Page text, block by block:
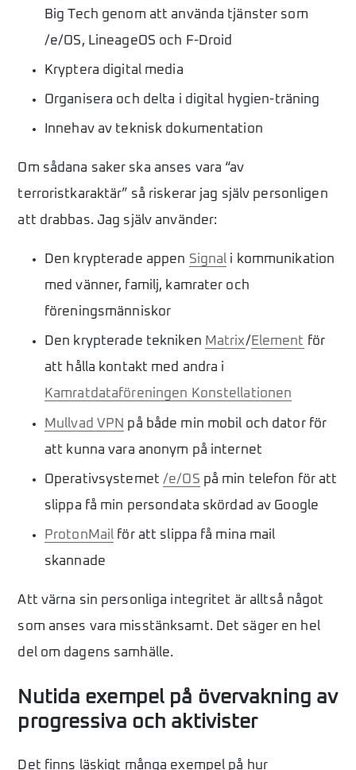
Big Tech genom att använda tjänster som
/e/OS, LineageOS och F-Droid
Kryptera digital media
Organisera och delta i digital hygien-träning
Innehav av teknisk dokumentation
Om sådana saker ska anses vara “av
terroristkaraktär” så riskerar jag själv personligen
att drabbas. Jag själv använder:
Den krypterade appen Signal i kommunikation
med vänner, familj, kamrater och
föreningsmänniskor
Den krypterade tekniken Matrix/ Element för
att hålla kontakt med andra i
Kamratdataföreningen Konstellationen
Mullvad VPN på både min mobil och dator för
att kunna vara anonym på internet
Operativsystemet/e/OS på min telefon för att
slippa få min persondata skördad av Google
ProtonMail för att slippa få mina mail
skannade
Att värna sin personliga integritet är alltså något
som anses vara misstänksamt. Det säger en hel
del om dagens samhälle.
Nutida exempel på övervakning av
progressiva och aktivister
Det finns läskigt många exempel på hur